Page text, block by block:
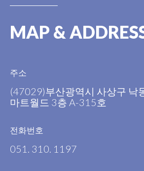
MAP &
주소
(47029)부산광역시 사상구 낙
마트월드 3층 A-315호
전화번호
051. 310. 1197